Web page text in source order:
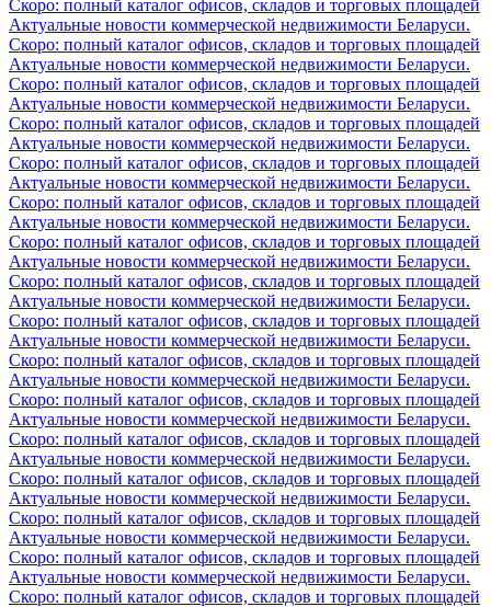
Скоро: полный каталог офисов, складов и торговых площадей
Актуальные новости коммерческой недвижимости Беларуси.
Скоро: полный каталог офисов, складов и торговых площадей
Актуальные новости коммерческой недвижимости Беларуси.
Скоро: полный каталог офисов, складов и торговых площадей
Актуальные новости коммерческой недвижимости Беларуси.
Скоро: полный каталог офисов, складов и торговых площадей
Актуальные новости коммерческой недвижимости Беларуси.
Скоро: полный каталог офисов, складов и торговых площадей
Актуальные новости коммерческой недвижимости Беларуси.
Скоро: полный каталог офисов, складов и торговых площадей
Актуальные новости коммерческой недвижимости Беларуси.
Скоро: полный каталог офисов, складов и торговых площадей
Актуальные новости коммерческой недвижимости Беларуси.
Скоро: полный каталог офисов, складов и торговых площадей
Актуальные новости коммерческой недвижимости Беларуси.
Скоро: полный каталог офисов, складов и торговых площадей
Актуальные новости коммерческой недвижимости Беларуси.
Скоро: полный каталог офисов, складов и торговых площадей
Актуальные новости коммерческой недвижимости Беларуси.
Скоро: полный каталог офисов, складов и торговых площадей
Актуальные новости коммерческой недвижимости Беларуси.
Скоро: полный каталог офисов, складов и торговых площадей
Актуальные новости коммерческой недвижимости Беларуси.
Скоро: полный каталог офисов, складов и торговых площадей
Актуальные новости коммерческой недвижимости Беларуси.
Скоро: полный каталог офисов, складов и торговых площадей
Актуальные новости коммерческой недвижимости Беларуси.
Скоро: полный каталог офисов, складов и торговых площадей
Актуальные новости коммерческой недвижимости Беларуси.
Скоро: полный каталог офисов, складов и торговых площадей